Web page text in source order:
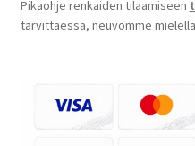
Pikaohje renkaiden tilaamiseen
tarvittaessa, neuvomme